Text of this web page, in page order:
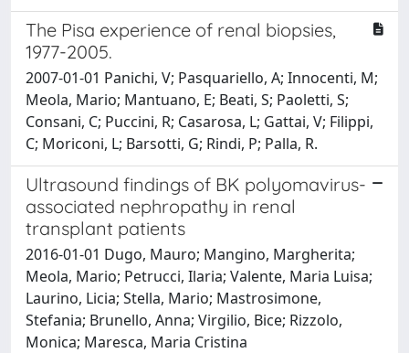
The Pisa experience of renal biopsies,
1977-2005.
2007-01-01 Panichi, V; Pasquariello, A; Innocenti, M;
Meola, Mario; Mantuano, E; Beati, S; Paoletti, S;
Consani, C; Puccini, R; Casarosa, L; Gattai, V; Filippi,
C; Moriconi, L; Barsotti, G; Rindi, P; Palla, R.
Ultrasound findings of BK polyomavirus-
associated nephropathy in renal
transplant patients
2016-01-01 Dugo, Mauro; Mangino, Margherita;
Meola, Mario; Petrucci, Ilaria; Valente, Maria Luisa;
Laurino, Licia; Stella, Mario; Mastrosimone,
Stefania; Brunello, Anna; Virgilio, Bice; Rizzolo,
Monica; Maresca, Maria Cristina